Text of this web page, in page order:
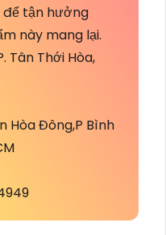
để tận hưởng
này mang lại.
Tân Thới Hòa,
Hòa Đông,P Bình